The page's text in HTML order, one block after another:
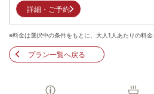
詳細・ご予約
※料金は選択中の条件をもとに、大人1人あたりの料金
プラン一覧へ戻る